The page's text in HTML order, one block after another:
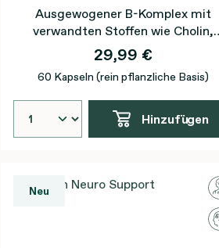
Ausgewogener B-Komplex mit
verwandten Stoffen wie Cholin,
Inosit und PABA für eine optimale
synergistische Funktion
29,99 €
60 Kapseln (rein pflanzliche Basis)
Hinzufügen
Neu